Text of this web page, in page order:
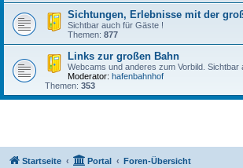
Sichtungen, Erlebnisse mit der
Sichtbar auch für Gäste !
Themen: 877
Links zur großen Bahn
Webcams und anderes zum Vorbild. Sichtbar
Moderator: hafenbahnhof
Themen: 353
Startseite Portal Foren-Übersicht